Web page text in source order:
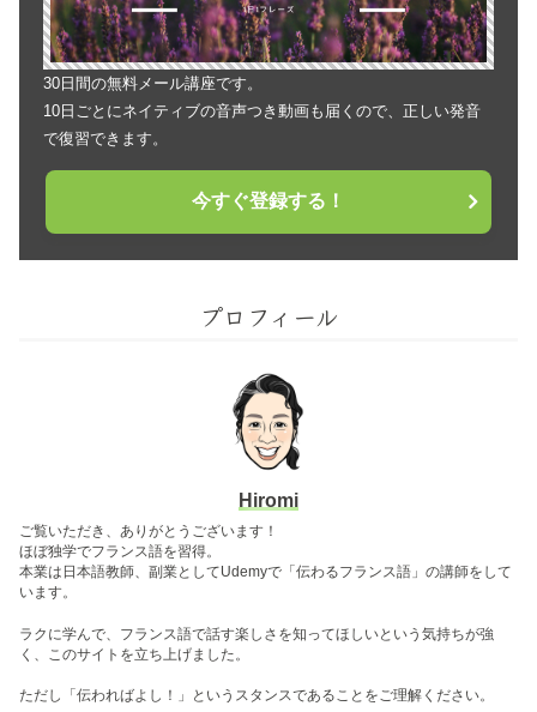
30日間の無料メール講座です。
10日ごとにネイティブの音声つき動画も届くので、正しい発音
で復習できます。
今すぐ登録する！
プロフィール
Hiromi
ご覧いただき、ありがとうございます！
ほぼ独学でフランス語を習得。
本業は日本語教師、副業としてUdemyで「伝わるフランス語」の講師をして
います。
ラクに学んで、フランス語で話す楽しさを知ってほしいという気持ちが強
く、このサイトを立ち上げました。
ただし「伝わればよし！」というスタンスであることをご理解ください。